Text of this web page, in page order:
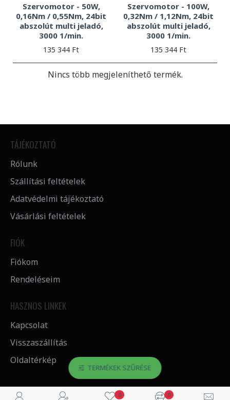
Szervomotor - 50W,
0,16Nm / 0,55Nm, 24bit
abszolút multi jeladó,
3000 1/min.
135 344 Ft
Szervomotor - 100W,
0,32Nm / 1,12Nm, 24bit
abszolút multi jeladó,
3000 1/min.
135 344 Ft
Nincs több megjeleníthető termék.
TÁJÉKOZTATÓ
Rólunk
Szállítási feltételek
Adatvédelmi tájékoztató
Vásárlási feltételek
FIÓK
Fiókom
Rendeléseim
HASZNOS LINKEK
Kapcsolat
Visszaszállítás
Oldaltérkép
0 0
TERMÉKEK SZŰRÉSE